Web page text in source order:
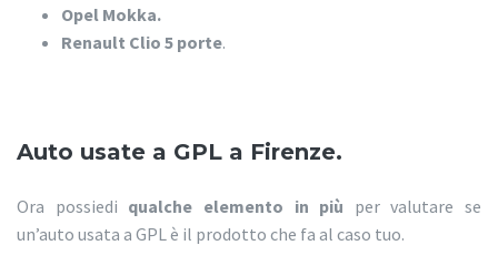
Opel Mokka.
Renault Clio 5 porte.
Auto usate a GPL a Firenze.
Ora possiedi qualche elemento in più per valutare se
un’auto usata a GPL è il prodotto che fa al caso tuo.